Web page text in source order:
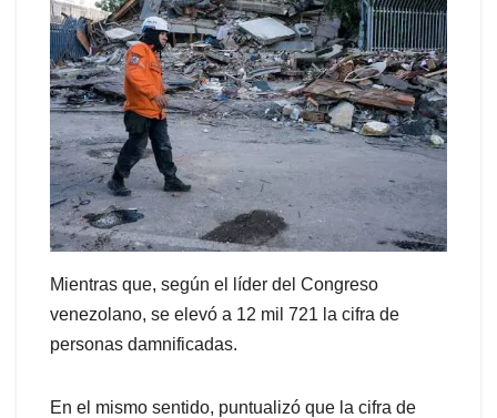
Mientras que, según el líder del Congreso
venezolano, se elevó a 12 mil 721 la cifra de
personas damnificadas.
En el mismo sentido, puntualizó que la cifra de